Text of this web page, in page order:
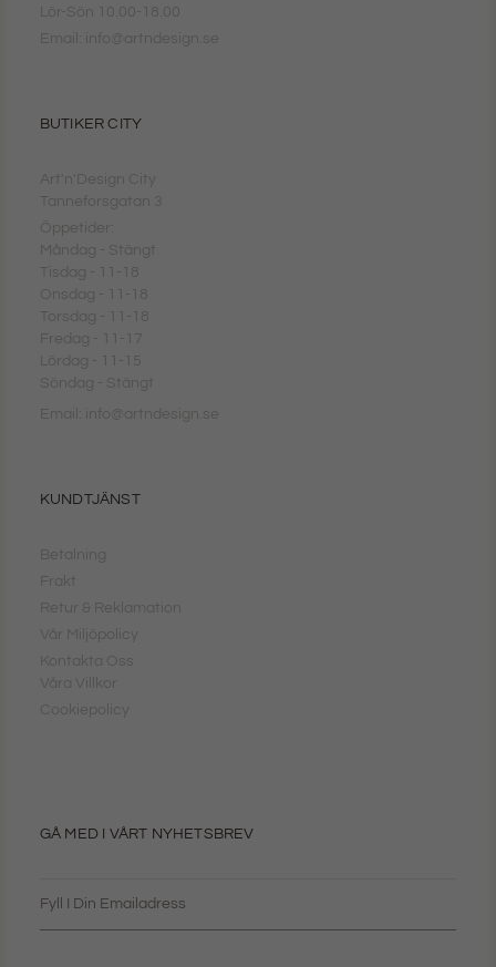
Lör-Sön 10.00-18.00
Email: info@artndesign.se
BUTIKER CITY
Art'n'Design City
Tanneforsgatan 3
Öppetider:
Måndag - Stängt
Tisdag - 11-18
Onsdag - 11-18
Torsdag - 11-18
Fredag - 11-17
Lördag - 11-15
Söndag - Stängt
Email: info@artndesign.se
KUNDTJÄNST
Betalning
Frakt
Retur & Reklamation
Vår Miljöpolicy
Kontakta Oss
Våra Villkor
Cookiepolicy
GÅ MED I VÅRT NYHETSBREV